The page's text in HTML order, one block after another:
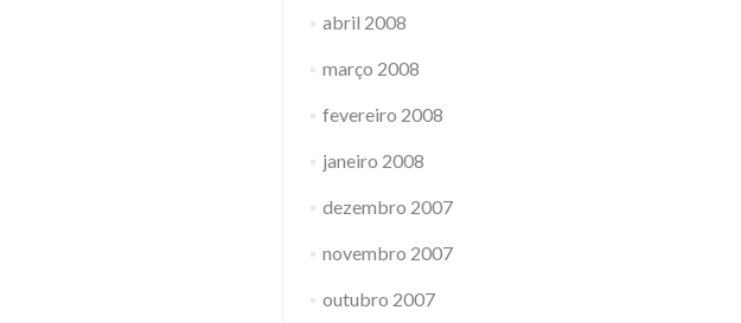
abril 2008
março 2008
fevereiro 2008
janeiro 2008
dezembro 2007
novembro 2007
outubro 2007